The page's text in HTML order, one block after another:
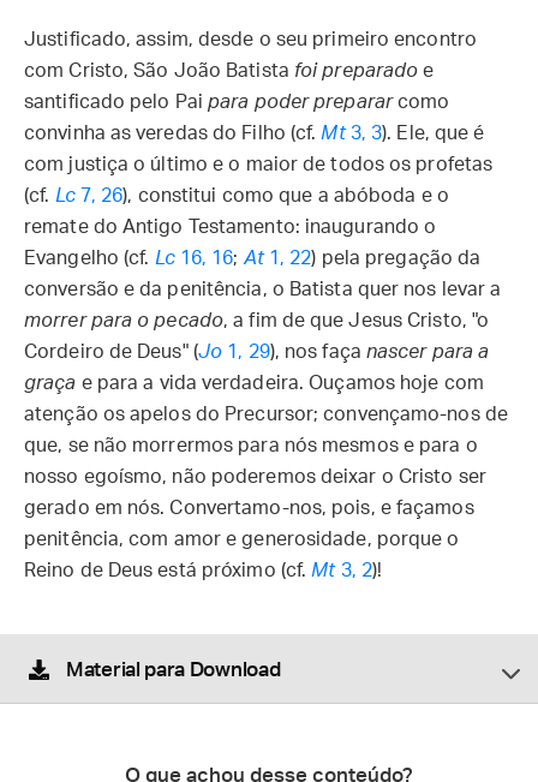
Justificado, assim, desde o seu primeiro encontro
com Cristo, São João Batista foi preparado e
santificado pelo Pai para poder prepararcomo
convinha as veredas do Filho (cf. Mt3, 3). Ele, que é
com justiça o último e o maior de todos os profetas
(cf. Lc7, 26), constitui como que a abóboda e o
remate do Antigo Testamento: inaugurando o
Evangelho (cf. Lc16, 16; At1, 22) pela pregação da
conversão e da penitência, o Batista quer nos levar a
morrer para o pecado, a fim de que Jesus Cristo, "o
Cordeiro de Deus" (Jo 1, 29), nos faça nascer para a
graça e para a vida verdadeira. Ouçamos hoje com
atenção os apelos do Precursor; convençamo-nos de
que, se não morrermos para nós mesmos e para o
nosso egoísmo, não poderemos deixar o Cristo ser
gerado em nós. Convertamo-nos, pois, e façamos
penitência, com amor e generosidade, porque o
Reino de Deus está próximo (cf. Mt3, 2)!
Material para Download
O que achou desse conteúdo?